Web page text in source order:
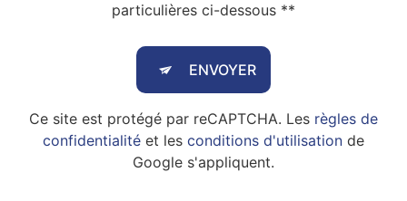
particulières ci-dessous **
ENVOYER
Ce site est protégé par reCAPTCHA. Les règles de
confidentialité et les conditions d'utilisation de
Google s'appliquent.